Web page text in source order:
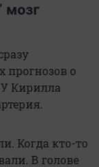
мозг
о
Кирилла
Когда кто-то
В голове